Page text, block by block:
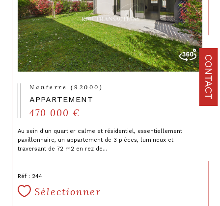
CONTACT
Nanterre (92000)
APPARTEMENT
470 000 €
Au sein d'un quartier calme et résidentiel, essentiellement
pavillonnaire, un appartement de 3 pièces, lumineux et
traversant de 72 m2 en rez de...
Réf : 244
Sélectionner